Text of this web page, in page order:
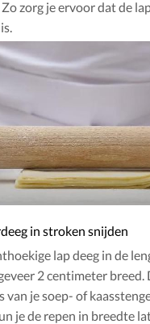
zorg je ervoor dat de
in stroken snijden
lap deeg in de
2 centimeter breed.
van je soep- of
je de repen in breedte